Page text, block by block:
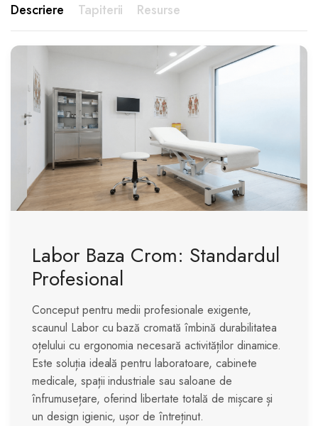
Tapiterii Resurse
Descriere
Labor Baza Crom: Standardul
Profesional
Conceput pentru medii profesionale exigente,
scaunul Labor cu bază cromată îmbină durabilitatea
oțelului cu ergonomia necesară activităților dinamice.
Este soluția ideală pentru laboratoare, cabinete
medicale, spații industriale sau saloane de
înfrumusețare, oferind libertate totală de mișcare și
un design igienic, ușor de întreținut.